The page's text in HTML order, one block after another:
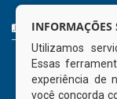
000
Atendimento:
(81) 98512-1231
INFORMAÇÕES
Utilizamos
Essas
experiência de
você concorda